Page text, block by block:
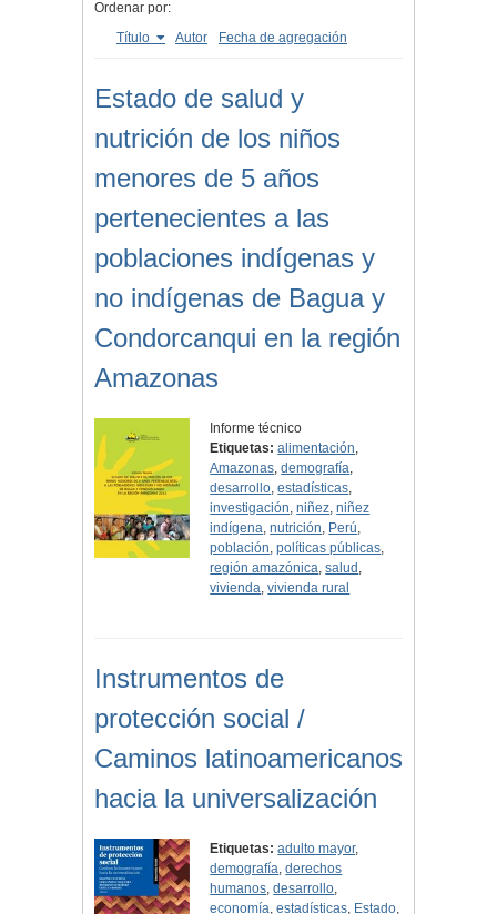
Ordenar por:
Título
Autor Fecha de agregación
Estado de salud y
nutrición de los niños
menores de 5 años
pertenecientes a las
poblaciones indígenas y
no indígenas de Bagua y
Condorcanqui en la región
Amazonas
Informe técnico
Etiquetas: alimentación,
Amazonas,demografía,
desarrollo,estadísticas,
investigación,niñez,niñez
indígena,nutrición, Perú,
población,políticas públicas,
región amazónica,salud ,
vivienda,vivienda rural
Instrumentos de
protección social /
Caminos latinoamericanos
hacia la universalización
Etiquetas: adulto mayor,
demografía,derechos
humanos,desarrollo,
economía,estadísticas, Estado,